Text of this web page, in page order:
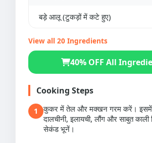
बड़े आलू (टुकड़ों में कटे हुए)
View all 20 Ingredients
40% OFF All
Cooking Steps
1
कुकर में तेल और मक्खन गरम करें। इसमें
दालचीनी, इलायची, लौंग और साबुत
सेकंड भूनें।